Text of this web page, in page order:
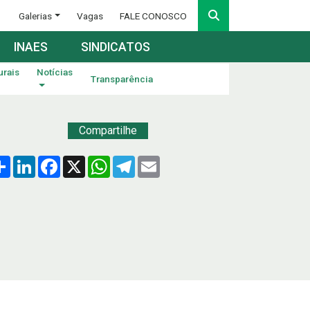
Galerias Vagas FALE CONOSCO
INAES SINDICATOS
Notícias
Transparência
Compartilhe
Compartilhar
LinkedInFacebook
X WhatsApp
Telegram